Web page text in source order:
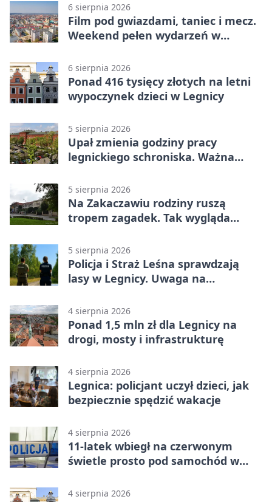
6 sierpnia 2026
Film pod gwiazdami, taniec i mecz.
Weekend pełen wydarzeń w
6 sierpnia 2026
Ponad 416 tysięcy złotych na letni
wypoczynek dzieci w Legnicy
5 sierpnia 2026
Upał zmienia godziny pracy
legnickiego schroniska. Ważna
5 sierpnia 2026
Na Zakaczawiu rodziny ruszą
tropem zagadek. Tak wygląda
5 sierpnia 2026
Policja i Straż Leśna sprawdzają
lasy w Legnicy. Uwaga na
4 sierpnia 2026
Ponad 1,5 mln zł dla Legnicy na
drogi, mosty i infrastrukturę
4 sierpnia 2026
Legnica: policjant uczył dzieci, jak
bezpiecznie spędzić wakacje
4 sierpnia 2026
11-latek wbiegł na czerwonym
świetle prosto pod samochód w
4 sierpnia 2026